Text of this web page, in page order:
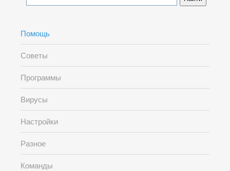
Помощь
Советы
Программы
Вирусы
Настройки
Разное
Команды